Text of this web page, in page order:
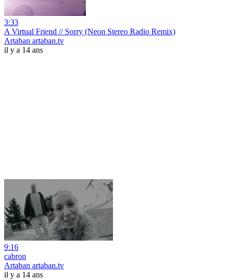
3:33
A Virtual Friend // Sorry (Neon Stereo Radio Remix)
Artaban artaban.tv
il y a 14 ans
9:16
cabron
Artaban artaban.tv
il y a 14 ans